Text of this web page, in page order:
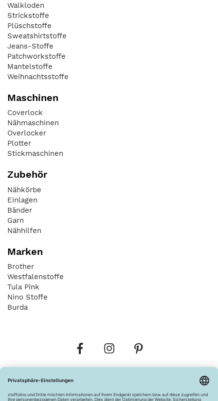
Walkloden
Strickstoffe
Plüschstoffe
Sweatshirtstoffe
Jeans-Stoffe
Patchworkstoffe
Mantelstoffe
Weihnachtsstoffe
Maschinen
Coverlock
Nähmaschinen
Overlocker
Plotter
Stickmaschinen
Zubehör
Nähkörbe
Einlagen
Bänder
Garn
Nähhilfen
Marken
Brother
Westfalenstoffe
Tula Pink
Nino Stoffe
Burda